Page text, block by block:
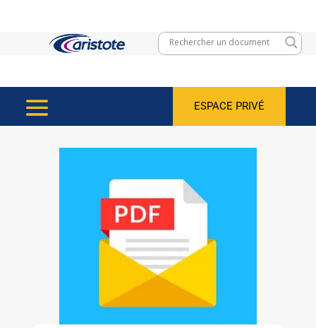
ESPACE PRIVÉ